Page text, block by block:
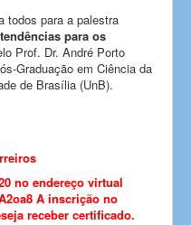
todos para a palestra
para os
Prof. Dr. André Porto
Graduação em Ciência da
de Brasília (UnB).
no endereço virtual
A inscrição no
receber certificado.